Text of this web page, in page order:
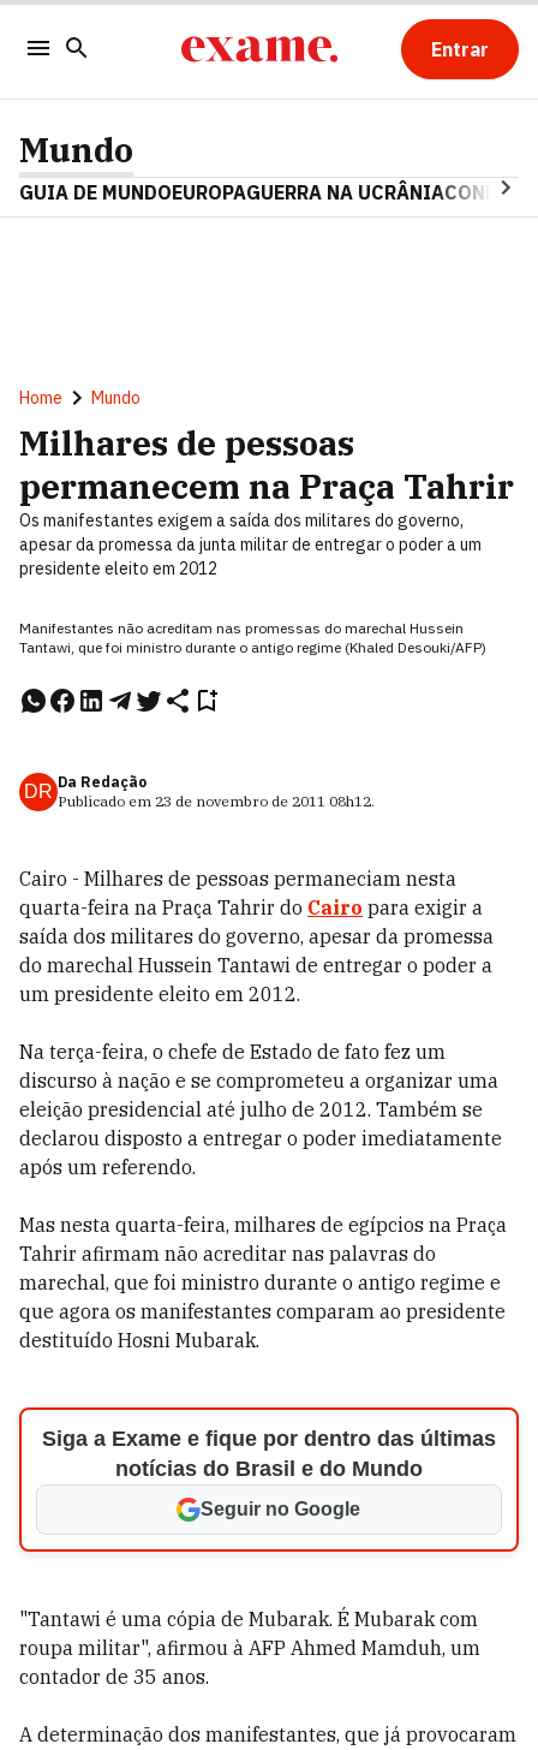
Entrar
Mundo
GUIA DE MUNDOEUROPAGUERRA NA UCRÂNIA
Home Mundo
Milhares de pessoas
permanecem na Praça Tahrir
Os manifestantes exigem a saída dos militares do governo,
apesar da promessa da junta militar de entregar o poder a um
presidente eleito em 2012
Manifestantes não acreditam nas promessas do marechal Hussein
Tantawi, que foi ministro durante o antigo regime (Khaled Desouki/AFP)
DR Da Redação
Publicado em 23 de novembro de 2011 08h12.
Cairo - Milhares de pessoas permaneciam nesta
quarta-feira na Praça Tahrir do Cairo para exigir a
saída dos militares do governo, apesar da promessa
do marechal Hussein Tantawi de entregar o poder a
um presidente eleito em 2012.
Na terça-feira, o chefe de Estado de fato fez um
discurso à nação e se comprometeu a organizar uma
eleição presidencial até julho de 2012. Também se
declarou disposto a entregar o poder imediatamente
após um referendo.
Mas nesta quarta-feira, milhares de egípcios na Praça
Tahrir afirmam não acreditar nas palavras do
marechal, que foi ministro durante o antigo regime e
que agora os manifestantes comparam ao presidente
destituído Hosni Mubarak.
Siga a Exame e fique por dentro das últimas
notícias do Brasil e do Mundo
Seguir no Google
"Tantawi é uma cópia de Mubarak. É Mubarak com
roupa militar", afirmou à AFP Ahmed Mamduh, um
contador de 35 anos.
A determinação dos manifestantes, que já provocaram